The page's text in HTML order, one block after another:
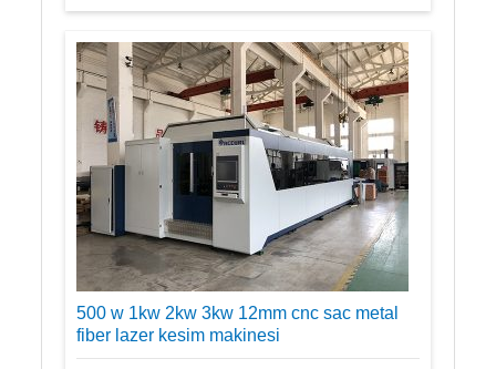
500 w 1kw 2kw 3kw 12mm cnc sac metal
fiber lazer kesim makinesi